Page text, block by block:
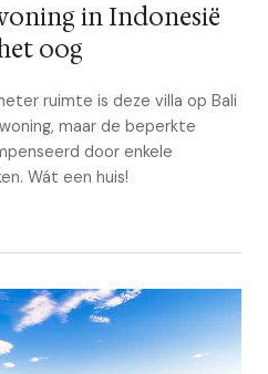
in Indonesië
oog
ruimte is deze villa op Bali
maar de beperkte
door enkele
Wát een huis!